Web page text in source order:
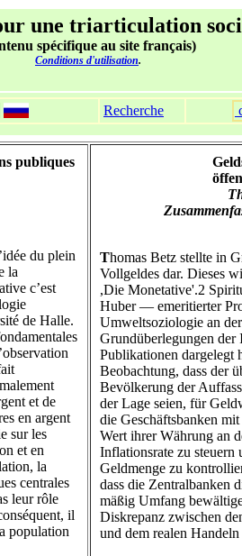
une triarticulation
spécifique au site français)
Conditions d'utilisation.
Recherche
publiques
du plein
la
c’est
de Halle.
et de
en argent
sur les
et en
la
centrales
leur rôle
il
population
Thomas Betz stellte in
Vollgeldes dar. Dieses
,Die Monetative'.2
Huber — emeritierter
Umweltsoziologie an
Grundüberlegungen der
Publikationen dargelegt
Beobachtung, dass der
Bevölkerung der
der Lage seien, für
die Geschäftsbanken
Wert ihrer Währung an
Inflationsrate zu steuern
Geldmenge zu
dass die Zentralbanken
mäßig Umfang
Diskrepanz zwischen
und dem realen